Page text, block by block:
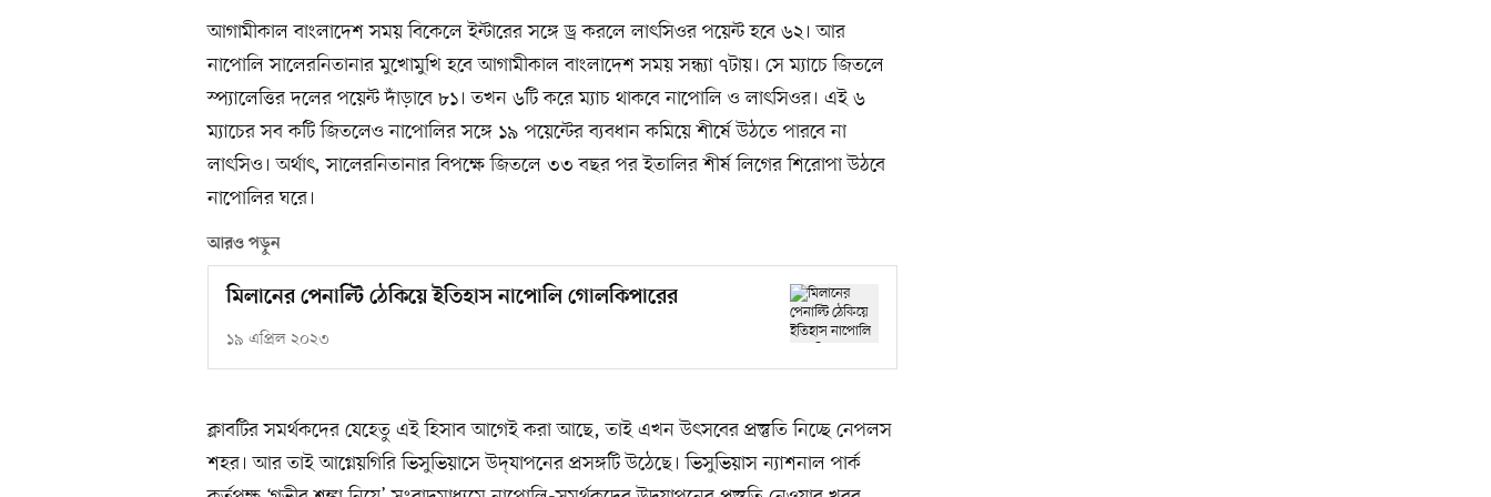
আগামীকাল বাংলাদেশ সময় বিকেলে ইন্টারের সঙ্গে ড্র করলে লাৎসিওর পয়েন্ট হবে ৬২। আর
নাপোলি সালেরনিতানার মুখোমুখি হবে আগামীকাল বাংলাদেশ সময় সন্ধ্যা ৭টায়। সে ম্যাচে জিতলে
স্প্যালেত্তির দলের পয়েন্ট দাঁড়াবে ৮১। তখন ৬টি করে ম্যাচ থাকবে নাপোলি ও লাৎসিওর। এই ৬
ম্যাচের সব কটি জিতলেও নাপোলির সঙ্গে ১৯ পয়েন্টের ব্যবধান কমিয়ে শীর্ষে উঠতে পারবে না
লাৎসিও। অর্থাৎ, সালেরনিতানার বিপক্ষে জিতলে ৩৩ বছর পর ইতালির শীর্ষ লিগের শিরোপা উঠবে
নাপোলির ঘরে।
আরও পড়ুন
মিলানের পেনাল্টি ঠেকিয়ে ইতিহাস নাপোলি গোলকিপারের
১৯ এপ্রিল ২০২৩
ক্লাবটির সমর্থকদের যেহেতু এই হিসাব আগেই করা আছে, তাই এখন উৎসবের প্রস্তুতি নিচ্ছে নেপলস
শহর। আর তাই আগ্নেয়গিরি ভিসুভিয়াসে উদ্‌যাপনের প্রসঙ্গটি উঠেছে। ভিসুভিয়াস ন্যাশনাল পার্ক